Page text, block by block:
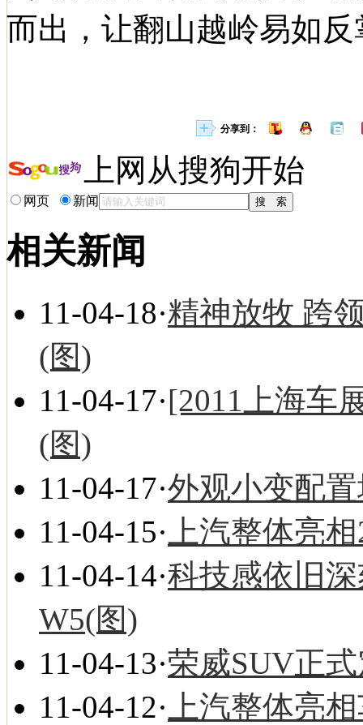
而出，让翻山越岭易如反
分享到：
上网从搜狗开始
网页 新闻
相关新闻
11-04-18·精神放牧 跨
(图)
11-04-17·[2011上海车
(图)
11-04-17·外观小变配
11-04-15· 上汽整体亮
11-04-14·科技感依旧
W5(图)
11-04-13·荣威SUV正
11-04-12· 上汽整体亮